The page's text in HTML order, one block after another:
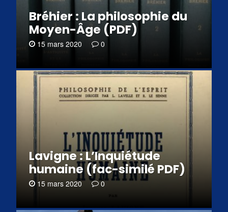
Bréhier : La philosophie du
Moyen-Âge (PDF)
15 mars 2020 0
Lavigne : L’Inquiétude
humaine (fac-similé PDF)
15 mars 2020 0